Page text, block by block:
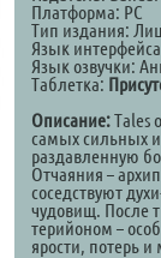
Платформа: PC
Тип издания:
Язык
Язык озвучки:
Таблетка:
Описание:Tales
самых сильных
раздавленную
Отчаяния –
соседствуют
чудовищ. После
терийоном –
ярости, потерь